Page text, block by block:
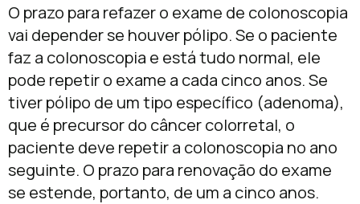
O prazo para refazer o exame de colonoscopia
vai depender se houver pólipo. Se o paciente
faz a colonoscopia e está tudo normal, ele
pode repetir o exame a cada cinco anos. Se
tiver pólipo de um tipo específico (adenoma),
que é precursor do câncer colorretal, o
paciente deve repetir a colonoscopia no ano
seguinte. O prazo para renovação do exame
se estende, portanto, de um a cinco anos.